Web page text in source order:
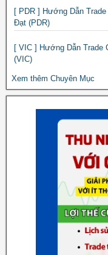
[ PDR ] Hướng Dẫn
Đạt (PDR)
[ VIC ] Hướng Dẫn Trade
(VIC)
Xem thêm Chuyên Mục